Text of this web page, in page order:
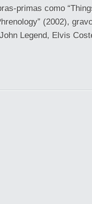
primas como
(2002),
Legend, Elvis